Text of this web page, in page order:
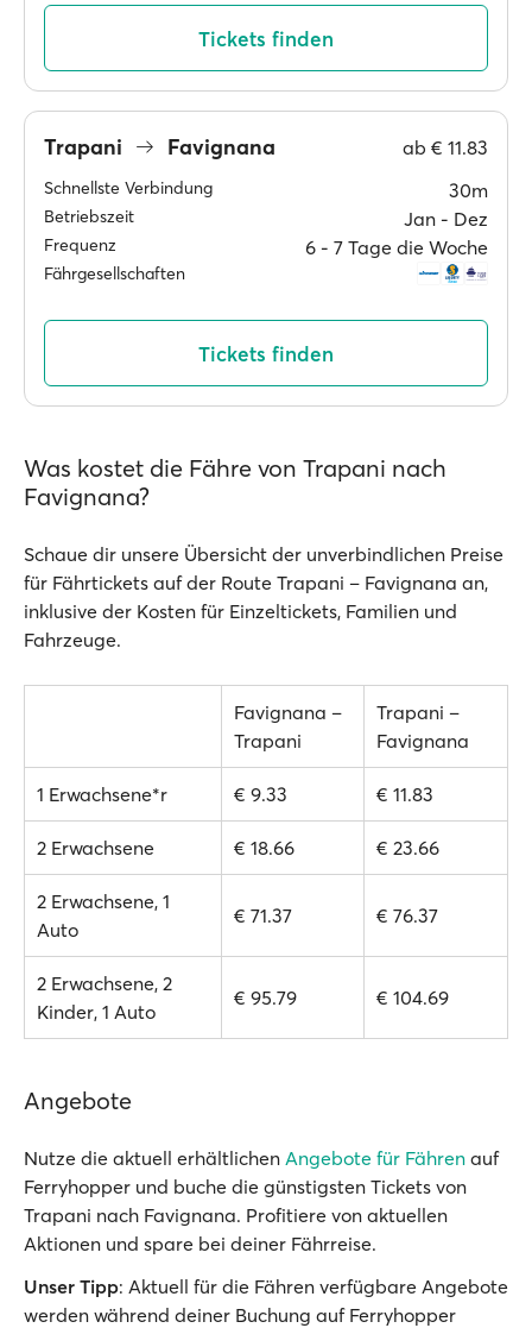
Tickets finden
Trapani Favignana ab € 11.83
Schnellste Verbindung 30m
Betriebszeit Jan ‐ Dez
Frequenz 6 ‐ 7 Tage die Woche
Fährgesellschaften
Tickets finden
Was kostet die Fähre von Trapani nach
Favignana?
Schaue dir unsere Übersicht der unverbindlichen Preise
für Fährtickets auf der Route Trapani – Favignana an,
inklusive der Kosten für Einzeltickets, Familien und
Fahrzeuge.
Favignana –
Trapani
Trapani –
Favignana
1 Erwachsene*r € 9.33 € 11.83
2 Erwachsene € 18.66 € 23.66
2 Erwachsene, 1
Auto
€ 71.37 € 76.37
2 Erwachsene, 2
Kinder, 1 Auto
€ 95.79 € 104.69
Angebote
Nutze die aktuell erhältlichen Angebote für Fähren auf
Ferryhopper und buche die günstigsten Tickets von
Trapani nach Favignana. Profitiere von aktuellen
Aktionen und spare bei deiner Fährreise.
Unser Tipp: Aktuell für die Fähren verfügbare Angebote
werden während deiner Buchung auf Ferryhopper